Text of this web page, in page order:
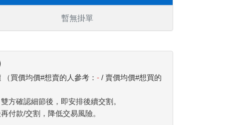
暫無掛單
買價均價#想賣的人參考：- / 賣價均價#想買的
方確認細節後，即安排後續交割。
付款/交割，降低交易風險。